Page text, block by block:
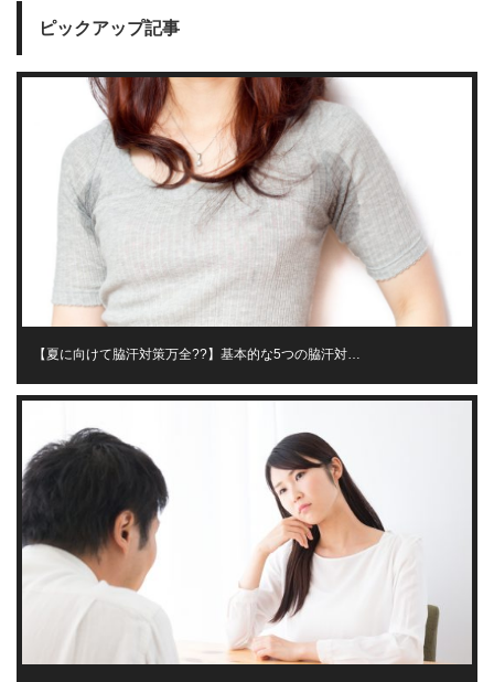
ピックアップ記事
【夏に向けて脇汗対策万全??】基本的な5つの脇汗対…